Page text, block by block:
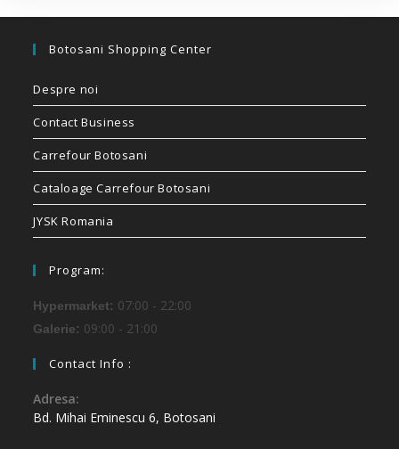
Botosani Shopping Center
Despre noi
Contact Business
Carrefour Botosani
Cataloage Carrefour Botosani
JYSK Romania
Program:
Hypermarket: 07:00 - 22:00
Galerie: 09:00 - 21:00
Contact Info :
Adresa:
Bd. Mihai Eminescu 6, Botosani